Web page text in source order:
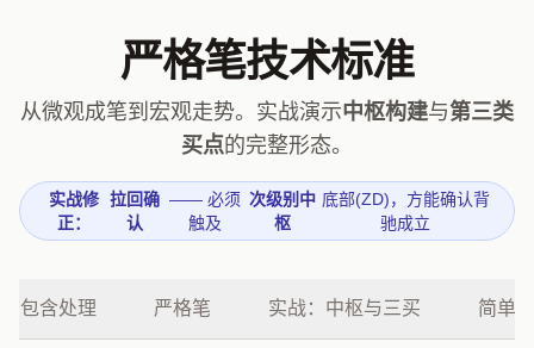
严格笔技术标准
从微观成笔到宏观走势。实战演示中枢构建与第三类
买点的完整形态。
实战修
正：
拉回确
认
—— 必须
触及
次级别中
枢
底部(ZD)，方能确认背
驰成立
包含处理 严格笔 实战：中枢与三买 简单